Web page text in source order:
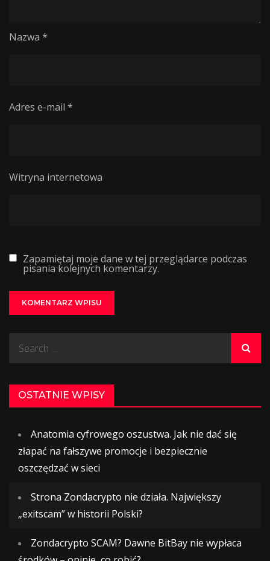
Nazwa *
Adres e-mail *
Witryna internetowa
Zapamiętaj moje dane w tej przeglądarce podczas
pisania kolejnych komentarzy.
OSTATNIE WPISY
Anatomia cyfrowego oszustwa. Jak nie dać się
złapać na fałszywe promocje i bezpiecznie
oszczędzać w sieci
Strona Zondacrypto nie działa. Największy
„exitscam” w historii Polski?
Zondacrypto SCAM? Dawne BitBay nie wypłaca